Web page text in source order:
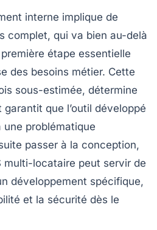
interne implique de
complet, qui va bien au-delà
étape essentielle
des besoins métier. Cette
sous-estimée, détermine
que l’outil développé
une problématique
passer à la conception,
multi-locataire peut servir de
développement spécifique,
et la sécurité dès le